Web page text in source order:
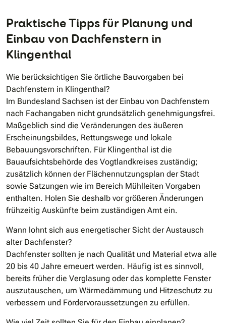
Praktische Tipps für Planung und
Einbau von Dachfenstern in
Klingenthal
Wie berücksichtigen Sie örtliche Bauvorgaben bei
Dachfenstern in Klingenthal?
Im Bundesland Sachsen ist der Einbau von Dachfenstern
nach Fachangaben nicht grundsätzlich genehmigungsfrei.
Maßgeblich sind die Veränderungen des äußeren
Erscheinungsbildes, Rettungswege und lokale
Bebauungsvorschriften. Für Klingenthal ist die
Bauaufsichtsbehörde des Vogtlandkreises zuständig;
zusätzlich können der Flächennutzungsplan der Stadt
sowie Satzungen wie im Bereich Mühlleiten Vorgaben
enthalten. Holen Sie deshalb vor größeren Änderungen
frühzeitig Auskünfte beim zuständigen Amt ein.
Wann lohnt sich aus energetischer Sicht der Austausch
alter Dachfenster?
Dachfenster sollten je nach Qualität und Material etwa alle
20 bis 40 Jahre erneuert werden. Häufig ist es sinnvoll,
bereits früher die Verglasung oder das komplette Fenster
auszutauschen, um Wärmedämmung und Hitzeschutz zu
verbessern und Fördervoraussetzungen zu erfüllen.